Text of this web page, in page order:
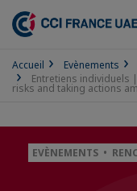
Accueil Evènements
Entretiens individuels
risks and taking actions
EVÈNEMENTS •